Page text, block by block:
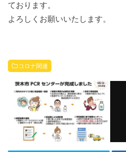
ております。
よろしくお願いいたします。
コロナ関連